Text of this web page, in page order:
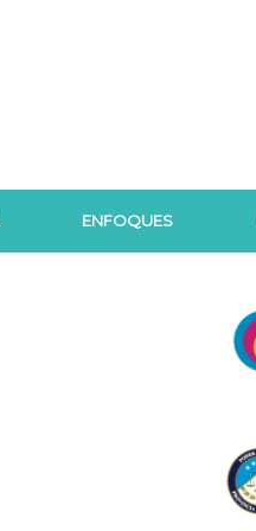
ENFOQUES